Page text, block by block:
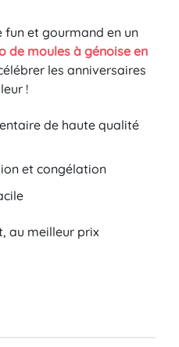
fun et gourmand en un
de moules à génoise en
les anniversaires
!
de haute qualité
et congélation
au meilleur prix